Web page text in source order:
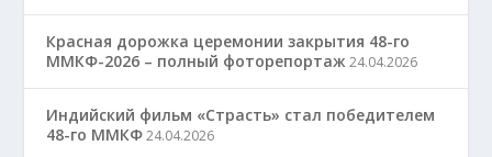
Красная дорожка церемонии закрытия 48-го
ММКФ-2026 – полный фоторепортаж 24.04.2026
Индийский фильм «Страсть» стал победителем
48-го ММКФ 24.04.2026